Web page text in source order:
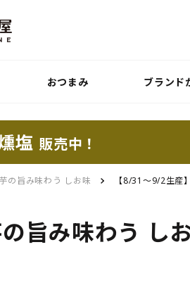
おつまみ ブランド
塩 販売中！
の旨み味わう しお味 【8/31～9/2生産
旨み味わう し